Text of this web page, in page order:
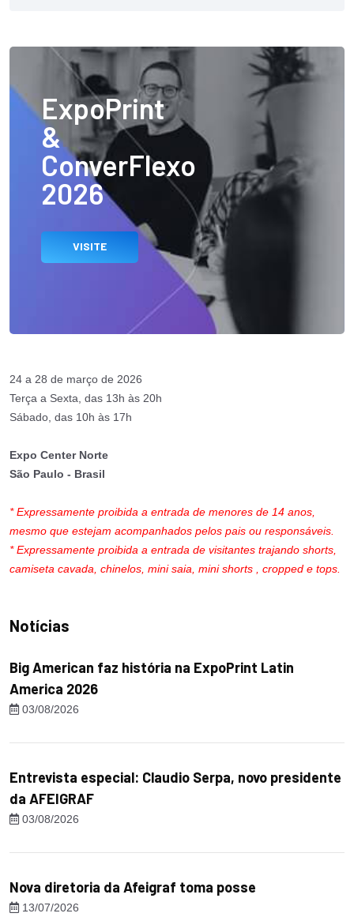
ExpoPrint
&
ConverFlexo
2026
VISITE
24 a 28 de março de 2026
Terça a Sexta, das 13h às 20h
Sábado, das 10h às 17h
Expo Center Norte
São Paulo - Brasil
* Expressamente proibida a entrada de menores de 14 anos,
mesmo que estejam acompanhados pelos pais ou responsáveis.
* Expressamente proibida a entrada de visitantes trajando shorts,
camiseta cavada, chinelos, mini saia, mini shorts , cropped e tops.
Notícias
Big American faz história na ExpoPrint Latin
America 2026
03/08/2026
Entrevista especial: Claudio Serpa, novo presidente
da AFEIGRAF
03/08/2026
Nova diretoria da Afeigraf toma posse
13/07/2026